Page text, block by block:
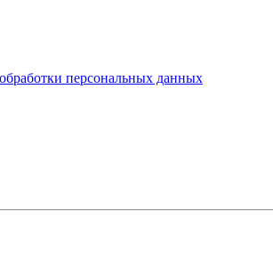
персональных данных